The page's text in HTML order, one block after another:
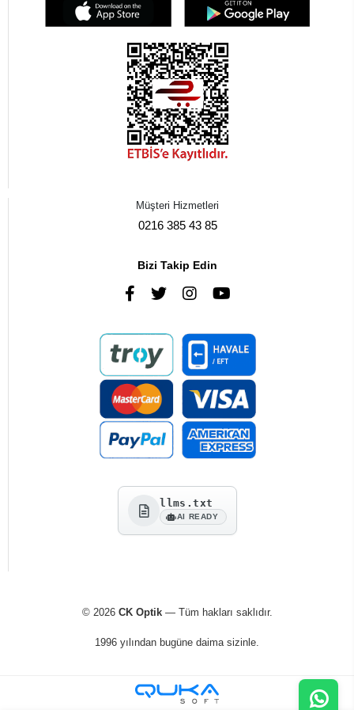
Müşteri Hizmetleri
0216 385 43 85
Bizi Takip Edin
llms.txt
AI READY
© 2026 CK Optik— Tüm hakları saklıdır.
1996 yılından bugüne daima sizinle.